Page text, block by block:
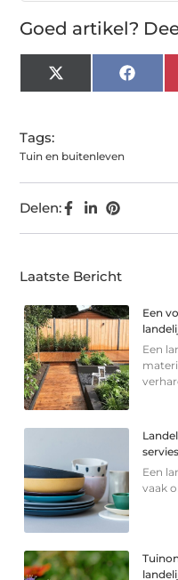
Goed artikel?
X
(Twitter)
Tags:
Tuin en buitenleven
Delen:
Laatste Bericht
Een
Een
Een
vaak